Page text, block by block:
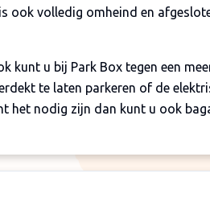
ook volledig omheind en
kunt u bij Park Box tegen een
te laten parkeren of de
het nodig zijn dan kunt u ook
06:59 betaalt u € 50. Dit betaalt u